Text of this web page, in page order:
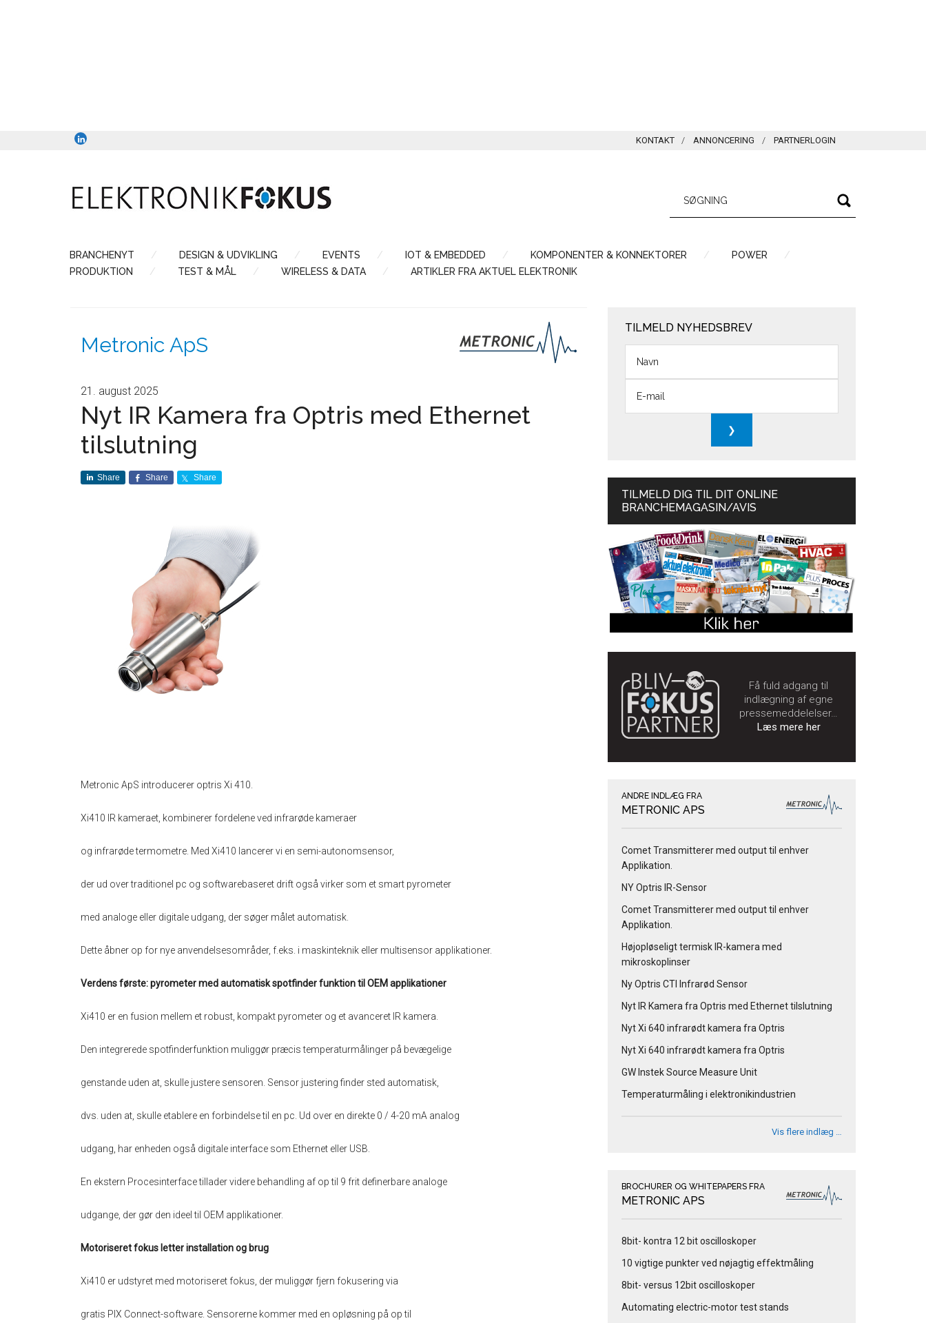
KONTAKT ANNONCERING PARTNERLOGIN
BRANCHENYT DESIGN & UDVIKLING EVENTS IOT & EMBEDDED KOMPONENTER & KONNEKTORER
POWER
PRODUKTION
TEST & MÅL WIRELESS & DATA ARTIKLER FRA AKTUEL ELEKTRONIK
Metronic ApS
21. august 2025
Nyt IR Kamera fra Optris med Ethernet
tilslutning
Share Share Share
Metronic ApS introducerer optris Xi 410.
Xi410 IR kameraet, kombinerer fordelene ved infrarøde kameraer
og infrarøde termometre. Med Xi410 lancerer vi en semi-autonomsensor,
der ud over traditionel pc og softwarebaseret drift også virker som et smart pyrometer
med analoge eller digitale udgang, der søger målet automatisk.
Dette åbner op for nye anvendelsesområder, f.eks. i maskinteknik eller multisensor applikationer.
Verdens første: pyrometer med automatisk spotfinder funktion til OEM applikationer
Xi410 er en fusion mellem et robust, kompakt pyrometer og et avanceret IR kamera.
Den integrerede spotfinderfunktion muliggør præcis temperaturmålinger på bevægelige
genstande uden at, skulle justere sensoren. Sensor justering finder sted automatisk,
dvs. uden at, skulle etablere en forbindelse til en pc. Ud over en direkte 0 / 4-20 mA analog
udgang, har enheden også digitale interface som Ethernet eller USB.
En ekstern Procesinterface tillader videre behandling af op til 9 frit definerbare analoge
udgange, der gør den ideel til OEM applikationer.
Motoriseret fokus letter installation og brug
Xi410 er udstyret med motoriseret fokus, der muliggør fjern fokusering via
gratis PIX Connect-software. Sensorerne kommer med en opløsning på op til
TILMELD NYHEDSBREV
TILMELD DIG TIL DIT ONLINE
BRANCHEMAGASIN/AVIS
Få fuld adgang til
indlægning af egne
pressemeddelelser…
Læs mere her
ANDRE INDLÆG FRA
METRONIC APS
Comet Transmitterer med output til enhver
Applikation.
NY Optris IR-Sensor
Comet Transmitterer med output til enhver
Applikation.
Højopløseligt termisk IR-kamera med
mikroskoplinser
Ny Optris CTI Infrarød Sensor
Nyt IR Kamera fra Optris med Ethernet tilslutning
Nyt Xi 640 infrarødt kamera fra Optris
Nyt Xi 640 infrarødt kamera fra Optris
GW Instek Source Measure Unit
Temperaturmåling i elektronikindustrien
Vis flere indlæg …
BROCHURER OG WHITEPAPERS FRA
METRONIC APS
8bit- kontra 12 bit oscilloskoper
10 vigtige punkter ved nøjagtig effektmåling
8bit- versus 12bit oscilloskoper
Automating electric-motor test stands